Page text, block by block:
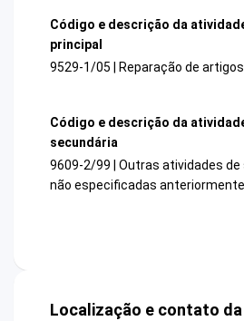
Código e descrição da
principal
9529-1/05 | Reparação de
Código e descrição da
secundária
9609-2/99 | Outras atividades
não especificadas anteriormente
Localização e contato